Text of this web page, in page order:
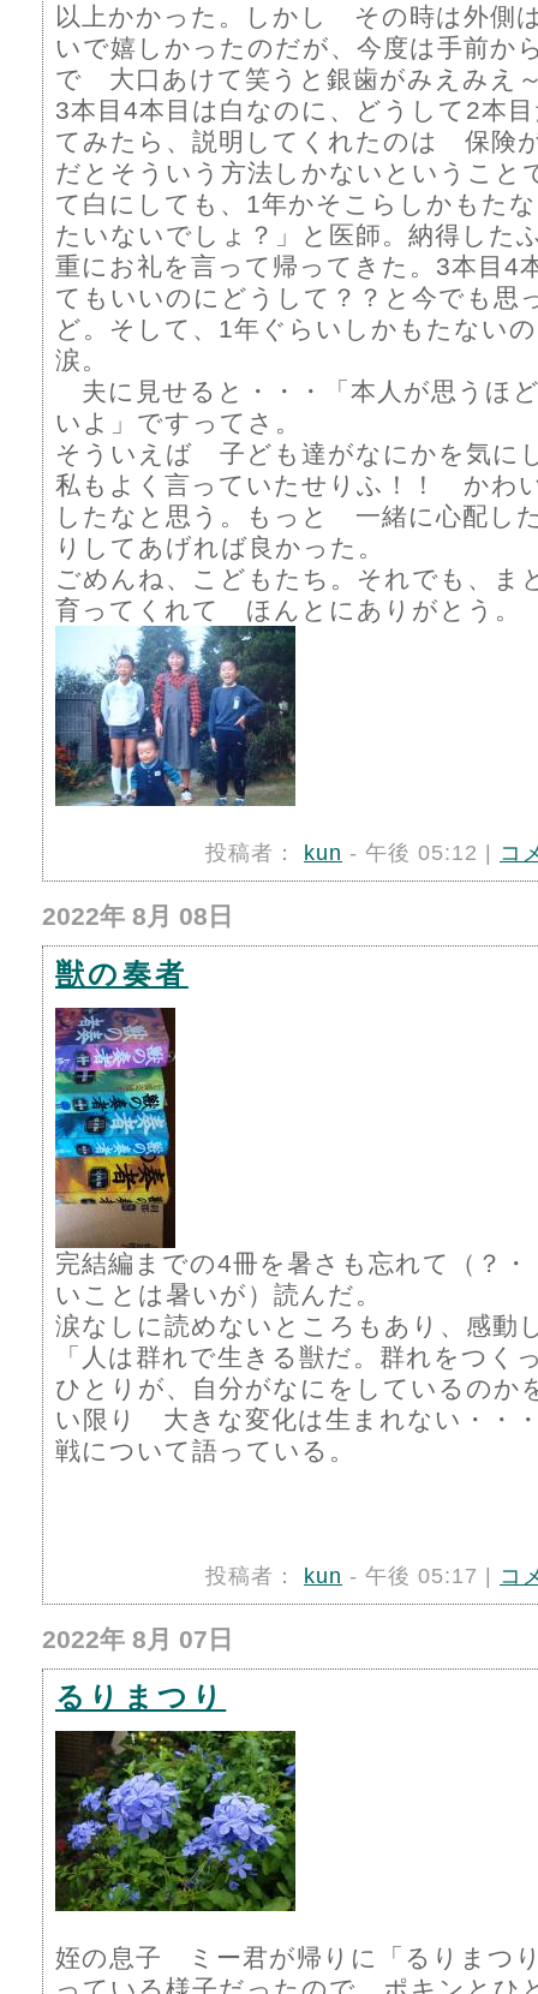
以上かかった。しかし その時は外側
いで嬉しかったのだが、今度は手前か
で 大口あけて笑うと銀歯がみえみえ
3本目4本目は白なのに、どうして2本
てみたら、説明してくれたのは 保険
だとそういう方法しかないということ
て白にしても、1年かそこらしかもた
たいないでしょ？」と医師。納得した
重にお礼を言って帰ってきた。3本目4
てもいいのにどうして？？と今でも思
ど。そして、1年ぐらいしかもたない
涙。
夫に見せると・・・「本人が思うほ
いよ」ですってさ。
そういえば 子ども達がなにかを気に
私もよく言っていたせりふ！！ かわ
したなと思う。もっと 一緒に心配し
りしてあげれば良かった。
ごめんね、こどもたち。それでも、ま
育ってくれて ほんとにありがとう。
投稿者： kun - 午後 05:12 | コ
2022年 8月 08日
獣の奏者
完結編までの4冊を暑さも忘れて（？
いことは暑いが）読んだ。
涙なしに読めないところもあり、感動
「人は群れで生きる獣だ。群れをつく
ひとりが、自分がなにをしているのか
い限り 大きな変化は生まれない・・
戦について語っている。
投稿者： kun - 午後 05:17 | コ
2022年 8月 07日
るりまつり
姪の息子 ミー君が帰りに「るりまつ